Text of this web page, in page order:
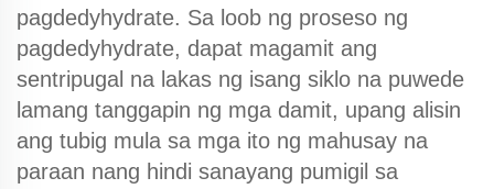
pagdedyhydrate. Sa loob ng proseso ng
pagdedyhydrate, dapat magamit ang
sentripugal na lakas ng isang siklo na puwede
lamang tanggapin ng mga damit, upang alisin
ang tubig mula sa mga ito ng mahusay na
paraan nang hindi sanayang pumigil sa